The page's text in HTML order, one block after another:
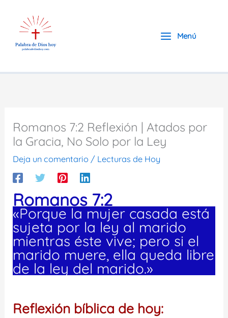
contenido
Menú
Romanos 7:2 Reflexión | Atados por
la Gracia, No Solo por la Ley
Deja un comentario / Lecturas de Hoy
Romanos 7:2
«Porque la mujer casada está
sujeta por la ley al marido
mientras éste vive; pero si el
marido muere, ella queda libre
de la ley del marido.»
Reflexión bíblica de hoy: